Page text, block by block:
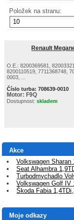
Položek na stranu:
Renault
O.E.: 8200369581,
8200110519, 7711368748,
0003, ...
Číslo turba: 708639-0010
Motor: F9Q
Dostupnost: skladem
Akce
Volkswagen
Seat Alhambra
Turbodmychadlo
Volkswagen Golf IV
Škoda Fabia
Moje odkazy